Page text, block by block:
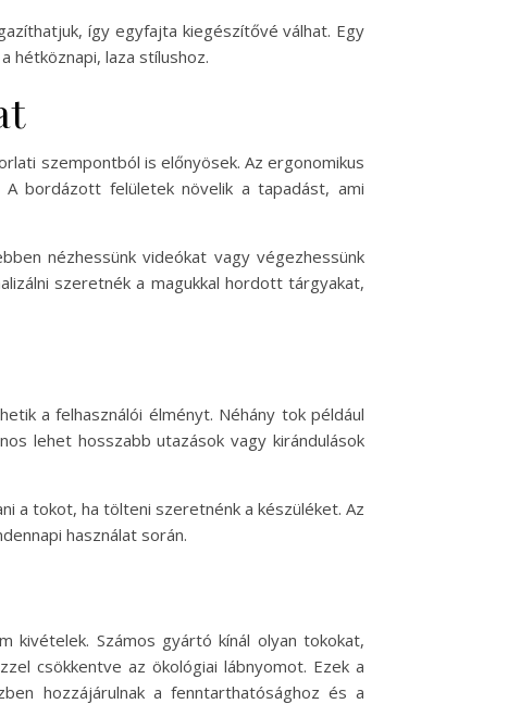
így egyfajta kiegészítővé válhat. Egy
hétköznapi, laza stílushoz.
szempontból is előnyösek. Az ergonomikus
A bordázott felületek növelik a tapadást, ami
nézhessünk videókat vagy végezhessünk
szeretnék a magukkal hordott tárgyakat,
a felhasználói élményt. Néhány tok például
lehet hosszabb utazások vagy kirándulások
a tokot, ha tölteni szeretnénk a készüléket. Az
használat során.
Számos gyártó kínál olyan tokokat,
csökkentve az ökológiai lábnyomot. Ezek a
hozzájárulnak a fenntarthatósághoz és a